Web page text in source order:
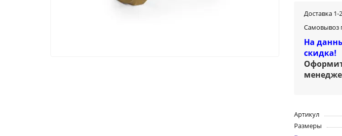
Доставка 1-
Самовывоз
На
скидка!
Артикул
Размеры